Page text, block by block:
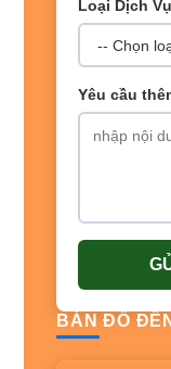
Loại Dịch
Yêu cầu
BẢN ĐỒ